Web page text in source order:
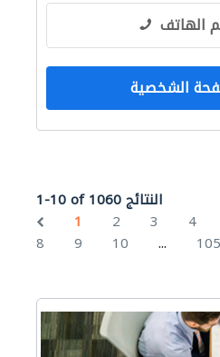
الهاتف
الشخصية
1-10 of 1060 النتائج
1
2 3 4
8
9 10 ... 105